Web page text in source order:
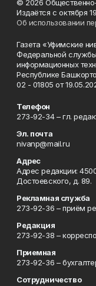
© 2026
Издаётся с октября
Об использовании
Газета «Уфимские
Федеральной
информационных
Республике
02 - 01805 от
Телефон
273-92-34 – гл.
Эл. почта
nivanp@mail.ru
Адрес
Адрес редакции:
Достоевского, д. 89.
Рекламная служба
273-92-36 – приём
Редакция
273-92-38 –
Приемная
273-92-36 –
Сотрудничество